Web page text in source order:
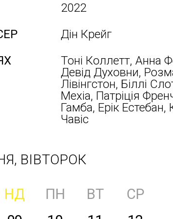
2022
Дін Крейг
Тоні Коллетт, Анна
Девід Духовни,
Лівінгстон, Біллі
Мехіа, Патріція
Гамба, Ерік Естебан,
Чавіс
ВІВТОРОК
НД ПН ВТ
СР